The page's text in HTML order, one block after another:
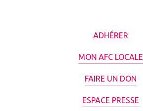
ADHÉRER
MON AFC LOCALE
FAIRE UN DON
ESPACE PRESSE